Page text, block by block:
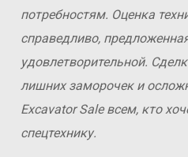
потребностям. Оценка
справедливо,
удовлетворительной.
лишних заморочек и
Excavator Sale всем, кто
спецтехнику.